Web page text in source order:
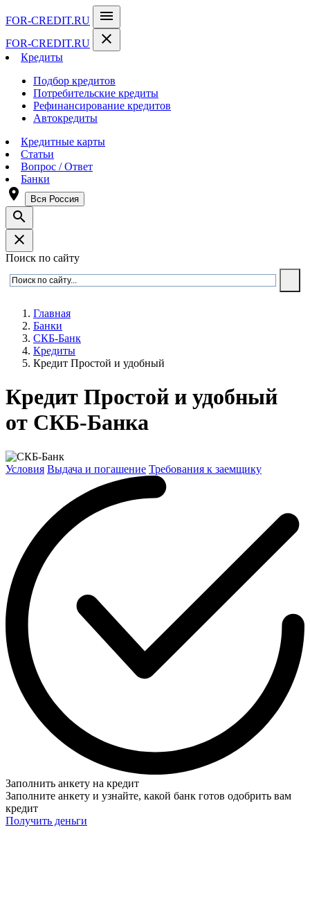
FOR-CREDIT.RU menu
FOR-CREDIT.RU close
Кредиты
Подбор кредитов
Потребительские кредиты
Рефинансирование кредитов
Автокредиты
Кредитные карты
Статьи
Вопрос / Ответ
Банки
room Вся Россия
search
close
Поиск по сайту
Главная
Банки
СКБ-Банк
Кредиты
Кредит Простой и удобный
Кредит Простой и удобный
от СКБ-Банка
Условия Выдача и погашение Требования к заемщику
Заполнить анкету на кредит
Заполните анкету и узнайте, какой банк готов одобрить вам
кредит
Получить деньги